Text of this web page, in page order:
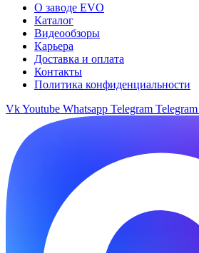
О заводе EVO
Каталог
Видеообзоры
Карьера
Доставка и оплата
Контакты
Политика конфиденциальности
VkYoutube Whatsapp Telegram Telegram